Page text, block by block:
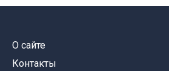
О сайте
Контакты